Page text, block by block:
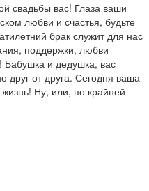
свадьбы вас! Глаза ваши
любви и счастья, будьте
брак служит для нас
поддержки, любви
и дедушка, вас
друг от друга. Сегодня ваша
Ну, или, по крайней